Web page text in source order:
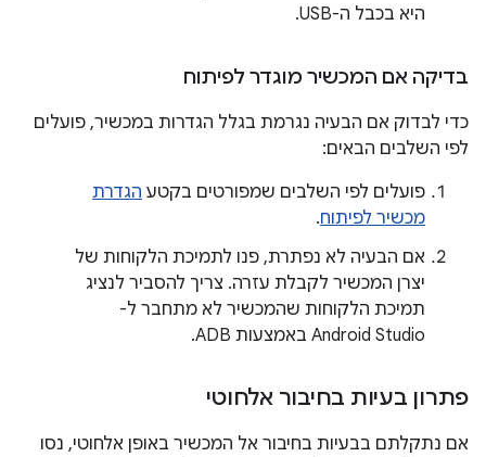
היא בכבל ה-USB.
בדיקה אם המכשיר מוגדר לפיתוח
כדי לבדוק אם הבעיה נגרמת בגלל הגדרות במכשיר, פועלים
לפי השלבים הבאים:
פועלים לפי השלבים שמפורטים בקטע הגדרת
מכשיר לפיתוח.
אם הבעיה לא נפתרת, פנו לתמיכת הלקוחות של
יצרן המכשיר לקבלת עזרה. צריך להסביר לנציג
תמיכת הלקוחות שהמכשיר לא מתחבר ל-
Android Studio באמצעות ADB.
פתרון בעיות בחיבור אלחוטי
אם נתקלתם בבעיות בחיבור אל המכשיר באופן אלחוטי, נסו